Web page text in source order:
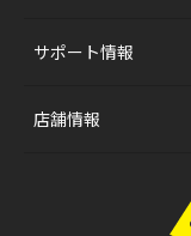
サポート情報
店舗情報